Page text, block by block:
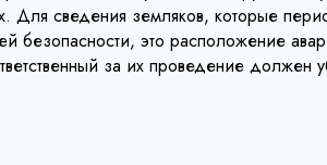
сведения земляков, которые
безопасности, это расположение
за их проведение должен